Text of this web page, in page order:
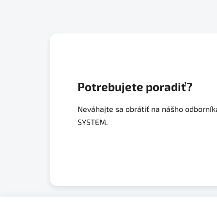
Potrebujete poradiť?
Neváhajte sa obrátiť na nášho
SYSTEM.